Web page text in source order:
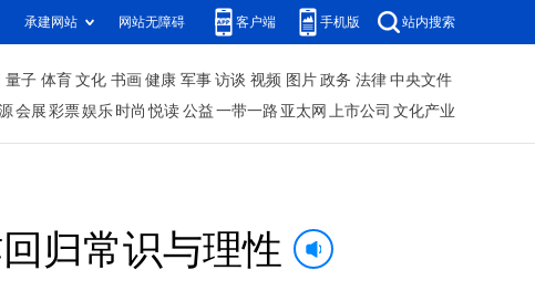
承建网站 网站无障碍 客户端 手机版 站内搜索
量子 体育 文化 书画 健康 军事 访谈 视频 图片 政务 法律 中央文件
会展 彩票娱乐 时尚 悦读 公益 一带一路 亚太网 上市公司 文化产业
归常识与理性